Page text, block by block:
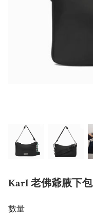
Karl 老佛爺腋下包
數量